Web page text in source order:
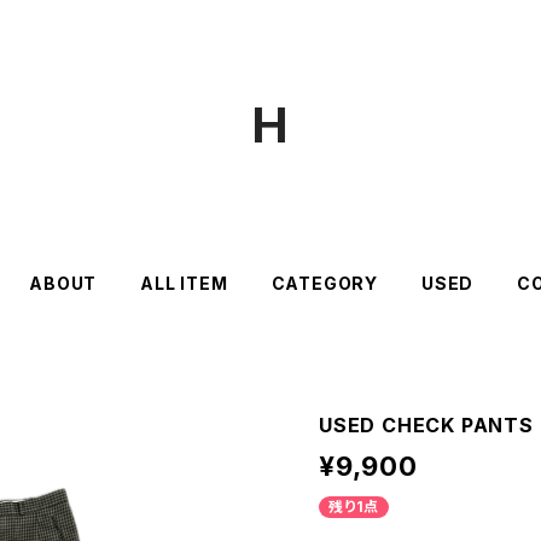
H
ABOUT ALL ITEM CATEGORY USED
USED CHECK PANTS
¥9,900
残り1点